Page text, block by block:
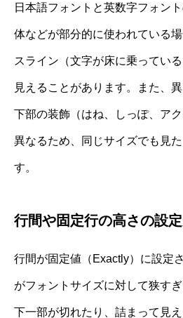
日本語フォントと英数字フォン
体などが部分的に使われている
スライン（文字が床に乗ってい
見えることがあります。また、
下部の装飾（はね、しっぽ、ア
異なるため、同じサイズでも見
す。
行間や固定行の高さの設
行間が固定値（Exactly）に設定
がフォントサイズに対して狭す
下一部が切れたり、詰まって見